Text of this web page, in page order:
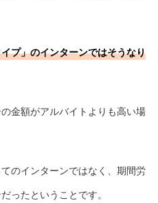
プ」のインターンではそうなり
金額がアルバイトよりも高い場
のインターンではなく、期間労
ったということです。